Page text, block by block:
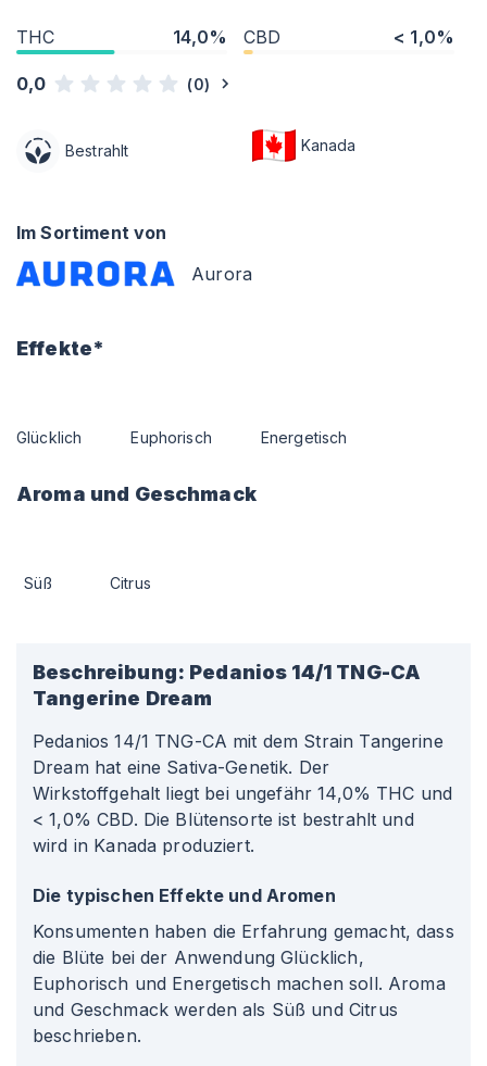
THC 14,0% CBD < 1,0%
0,0 (0)
Bestrahlt Kanada
Im Sortiment von
Aurora
Effekte*
Glücklich Euphorisch Energetisch
Aroma und Geschmack
Süß Citrus
Beschreibung: Pedanios 14/1 TNG-CA
Tangerine Dream
Pedanios 14/1 TNG-CA mit dem Strain Tangerine
Dream hat eine Sativa-Genetik. Der
Wirkstoffgehalt liegt bei ungefähr 14,0% THC und
< 1,0% CBD. Die Blütensorte ist bestrahlt und
wird in Kanada produziert.
Die typischen Effekte und Aromen
Konsumenten haben die Erfahrung gemacht, dass
die Blüte bei der Anwendung Glücklich,
Euphorisch und Energetisch machen soll. Aroma
und Geschmack werden als Süß und Citrus
beschrieben.